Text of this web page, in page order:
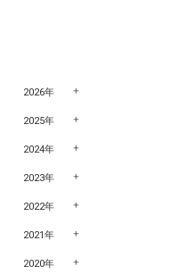
2026年
2025年
2024年
2023年
2022年
2021年
2020年